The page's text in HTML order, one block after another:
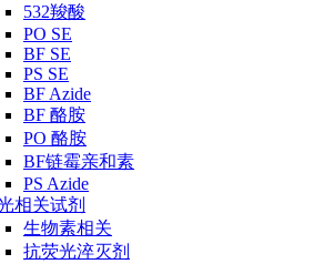
532羧酸
PO SE
BF SE
PS SE
BF Azide
BF 酪胺
PO 酪胺
BF链霉亲和素
PS Azide
相关试剂
生物素相关
抗荧光淬灭剂